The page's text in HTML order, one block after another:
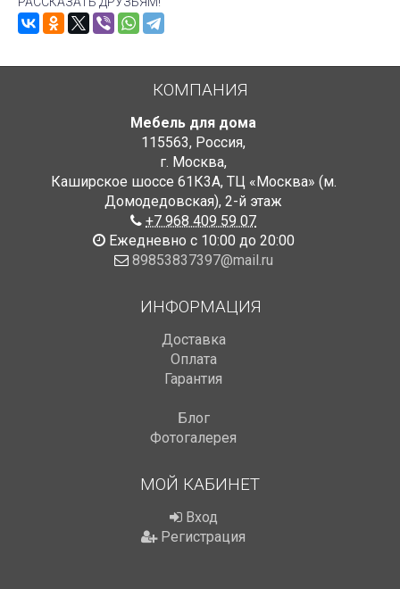
КОМПАНИЯ
Мебель для дома
115563, Россия,
г. Москва,
Каширское шоссе 61К3А, ТЦ «Москва» (м.
Домодедовская), 2-й этаж
+7 968 409 59 07
Ежедневно с 10:00 до 20:00
89853837397@mail.ru
ИНФОРМАЦИЯ
Доставка
Оплата
Гарантия
Блог
Фотогалерея
МОЙ КАБИНЕТ
Вход
Регистрация